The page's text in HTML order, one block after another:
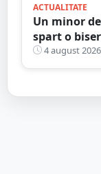
ACTUALITATE
Un minor
spart o
bătrână de
4 august 2026